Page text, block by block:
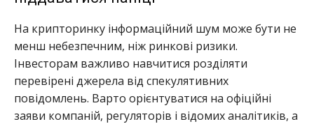
На крипторинку інформаційний шум може бути не
менш небезпечним, ніж ринкові ризики.
Інвесторам важливо навчитися розділяти
перевірені джерела від спекулятивних
повідомлень. Варто орієнтуватися на офіційні
заяви компаній, регуляторів і відомих аналітиків, а